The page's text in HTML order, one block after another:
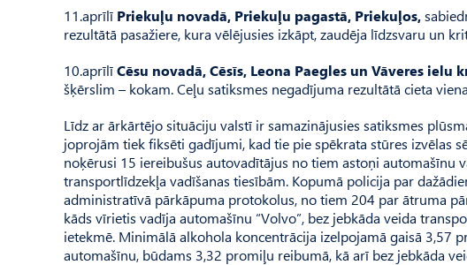
11.aprīlī Priekuļu novadā, Priekuļu pagastā, Priekuļos,
rezultātā pasažiere, kura vēlējusies izkāpt, zaudēja līdzsvaru un
10.aprīlīCēsu novadā, Cēsīs, Leona Paegles un Vāveres ielu
šķērslim – kokam. Ceļu satiksmes negadījuma rezultātā cieta
Līdz ar ārkārtējo situāciju valstī ir samazinājusies satiksmes
joprojām tiek fiksēti gadījumi, kad tie pie spēkrata stūres izvēlas
noķērusi 15 iereibušus autovadītājus no tiem astoņi automašīnu
transportlīdzekļa vadīšanas tiesībām. Kopumā policija par
administratīvā pārkāpuma protokolus, no tiem 204 par ātruma
kāds vīrietis vadīja automašīnu “Volvo”, bez jebkāda veida
ietekmē. Minimālā alkohola koncentrācija izelpojamā gaisā 3,57
automašīnu, būdams 3,32 promiļu reibumā, kā arī bez jebkāda